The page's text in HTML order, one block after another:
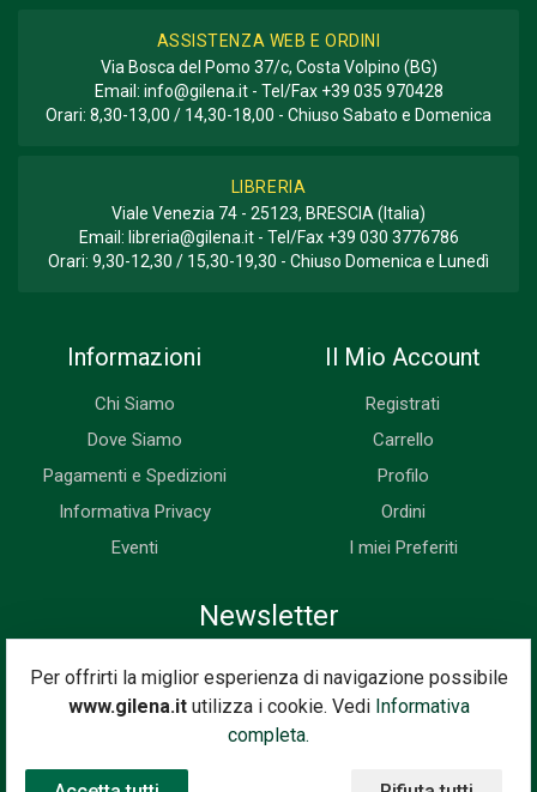
Per offrirti la miglior esperienza di navigazione possibile
www.gilena.itutilizza i cookie. Vedi Informativa
completa.
ASSISTENZA WEB E ORDINI
Via Bosca del Pomo 37/c, Costa Volpino (BG)
Email: info@gilena.it- Tel/Fax +39 035 970428
Orari: 8,30-13,00 / 14,30-18,00 - Chiuso Sabato e Domenica
LIBRERIA
Viale Venezia 74 - 25123, BRESCIA (Italia)
Email: libreria@gilena.it- Tel/Fax +39 030 3776786
Orari: 9,30-12,30 / 15,30-19,30 - Chiuso Domenica e Lunedì
Informazioni
Chi Siamo
Dove Siamo
Pagamenti e Spedizioni
Informativa Privacy
Eventi
Il Mio Account
Registrati
Carrello
Profilo
Ordini
I miei Preferiti
Newsletter
Iscriviti subito alla nostra newsletter. Riceverai prima di tutti le
novità, le offerte, i prossimi eventi...